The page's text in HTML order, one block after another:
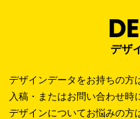
デザ
デザインデータをお持ちの方
入稿・またはお問い合わせ時
デザインについてお悩みの方